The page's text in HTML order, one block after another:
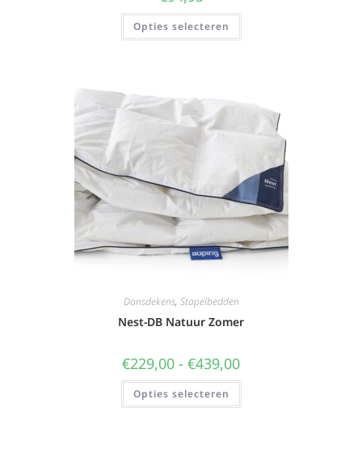
Opties selecteren
Donsdekens, Stapelbedden
Nest-DB Natuur Zomer
€229,00 - €439,00
Opties selecteren